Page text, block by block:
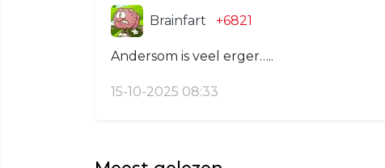
Brainfart +6821
Andersom is veel erger…..
15-10-2025 08:33